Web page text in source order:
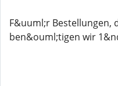
F&uuml;r Bestellungen,
ben&ouml;tigen wir